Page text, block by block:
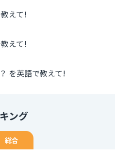
えて!
えて!
を英語で教えて!
ング
総合